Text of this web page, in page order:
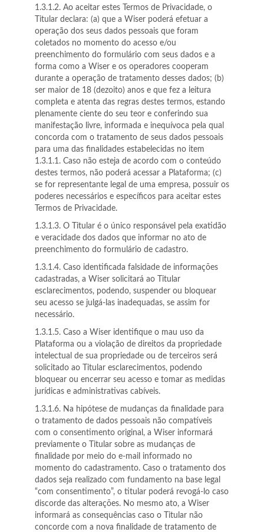
1.3.1.2. Ao aceitar estes Termos de Privacidade, o
Titular declara: (a) que a Wiser poderá efetuar a
operação dos seus dados pessoais que foram
coletados no momento do acesso e/ou
preenchimento do formulário com seus dados e a
forma como a Wiser e os operadores cooperam
durante a operação de tratamento desses dados; (b)
ser maior de 18 (dezoito) anos e que fez a leitura
completa e atenta das regras destes termos, estando
plenamente ciente do seu teor e conferindo sua
manifestação livre, informada e inequívoca pela qual
concorda com o tratamento de seus dados pessoais
para uma das finalidades estabelecidas no item
1.3.1.1. Caso não esteja de acordo com o conteúdo
destes termos, não poderá acessar a Plataforma; (c)
se for representante legal de uma empresa, possuir os
poderes necessários e específicos para aceitar estes
Termos de Privacidade.
1.3.1.3. O Titular é o único responsável pela exatidão
e veracidade dos dados que informar no ato de
preenchimento do formulário de cadastro.
1.3.1.4. Caso identificada falsidade de informações
cadastradas, a Wiser solicitará ao Titular
esclarecimentos, podendo, suspender ou bloquear
seu acesso se julgá-las inadequadas, se assim for
necessário.
1.3.1.5. Caso a Wiser identifique o mau uso da
Plataforma ou a violação de direitos da propriedade
intelectual de sua propriedade ou de terceiros será
solicitado ao Titular esclarecimentos, podendo
bloquear ou encerrar seu acesso e tomar as medidas
jurídicas e administrativas cabíveis.
1.3.1.6. Na hipótese de mudanças da finalidade para
o tratamento de dados pessoais não compatíveis
com o consentimento original, a Wiser informará
previamente o Titular sobre as mudanças de
finalidade por meio do e-mail informado no
momento do cadastramento. Caso o tratamento dos
dados seja realizado com fundamento na base legal
“com consentimento”, o titular poderá revogá-lo caso
discorde das alterações. No mesmo ato, a Wiser
informará as consequências caso o Titular não
concorde com a nova finalidade de tratamento de